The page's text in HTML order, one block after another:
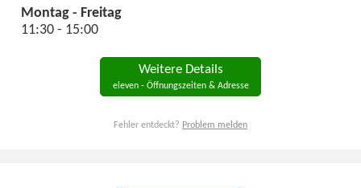
Montag - Freitag
11:30 - 15:00
Weitere Details
eleven - Öffnungszeiten & Adresse
Fehler entdeckt? Problem melden